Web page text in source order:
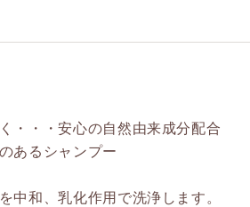
・・・安心の自然由来成分配合
あるシャンプー
中和、乳化作用で洗浄します。